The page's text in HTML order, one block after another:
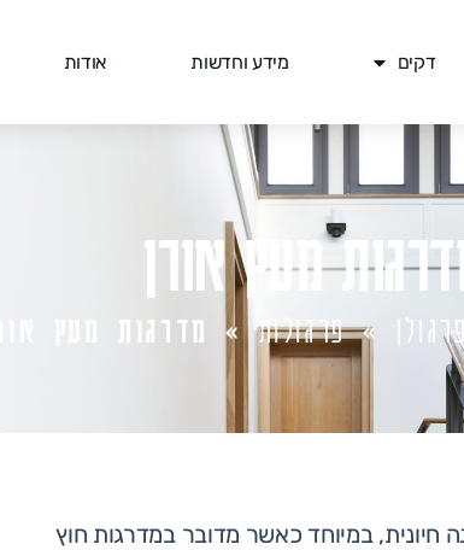
דקים מידע וחדשות אודות
מעץ אורן
»פרגולות» מדרגות מעץ אורן
חיונית, במיוחד כאשר מדובר במדרגות חוץ